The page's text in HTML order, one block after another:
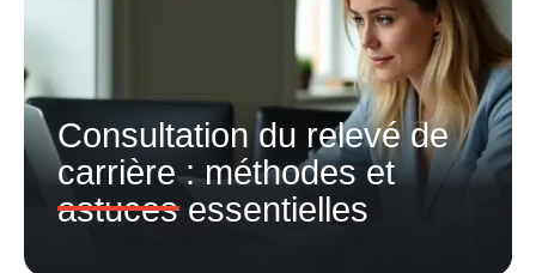
Consultation du relevé de
carrière : méthodes et
astuces essentielles